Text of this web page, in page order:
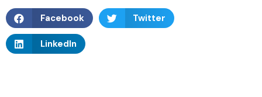
Facebook Twitter
LinkedIn